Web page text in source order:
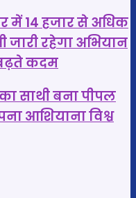
में 14 हजार से अधिक
जारी रहेगा अभियान
कदम
साथी बना पीपल
आशियाना विश्व